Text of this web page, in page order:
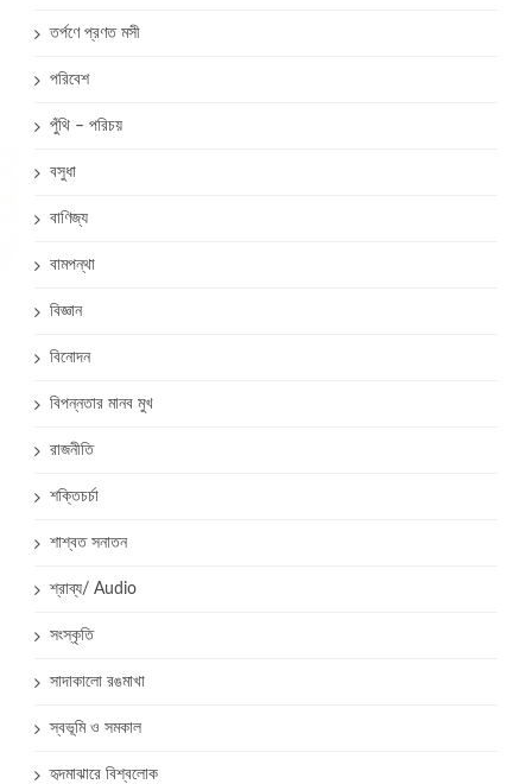
তর্পণে প্রণত মসী
পরিবেশ
পুঁথি – পরিচয়
বসুধা
বাণিজ্য
বামপন্থা
বিজ্ঞান
বিনোদন
বিপন্নতার মানব মুখ
রাজনীতি
শক্তিচর্চা
শাশ্বত সনাতন
শ্রাব্য/ Audio
সংস্কৃতি
সাদাকালো রঙমাখা
স্বভূমি ও সমকাল
হৃদমাঝারে বিশ্বলোক